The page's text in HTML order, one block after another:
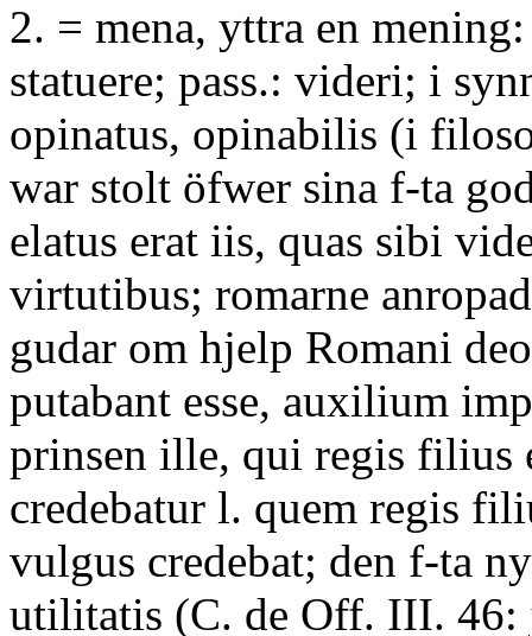
2. = mena, yttra en
statuere; pass.: videri; i
opinatus, opinabilis (i
war stolt öfwer sina f-ta
elatus erat iis, quas sibi
virtutibus; romarne
gudar om hjelp Romani
putabant esse, auxilium
prinsen ille, qui regis filius
credebatur l. quem regis
vulgus credebat; den f-ta
utilitatis (C. de Off. III. 46: